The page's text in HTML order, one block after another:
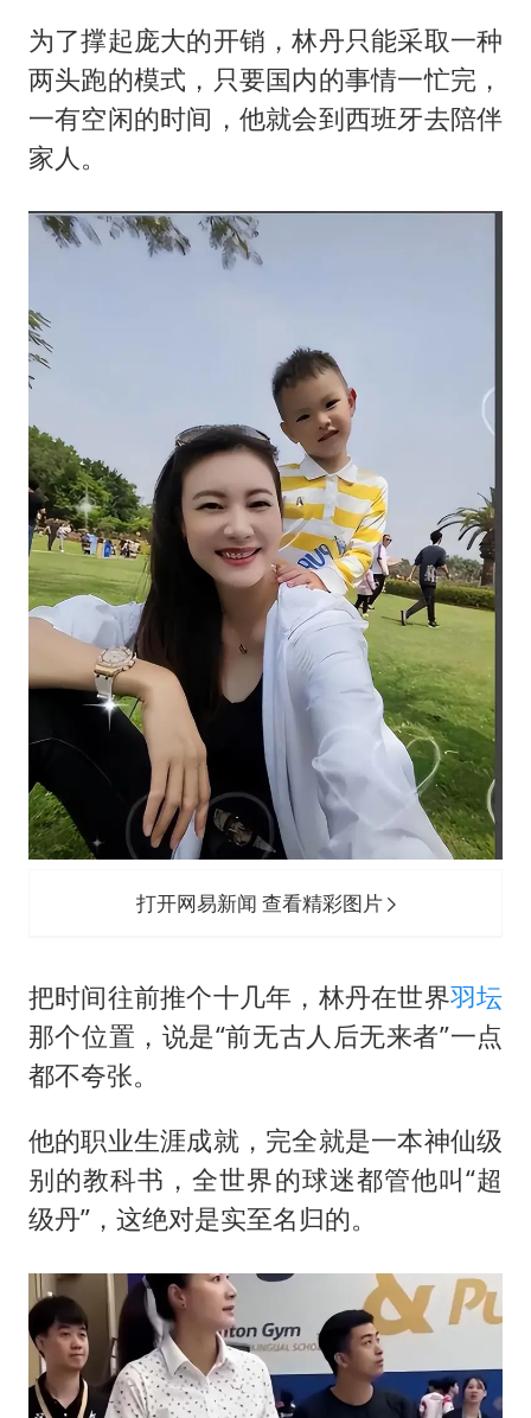
为了撑起庞大的开销，林丹只能采取一种
两头跑的模式，只要国内的事情一忙完，
一有空闲的时间，他就会到西班牙去陪伴
家人。
打开网易新闻 查看精彩图片
把时间往前推个十几年，林丹在世界羽坛
那个位置，说是“前无古人后无来者”一点
都不夸张。
他的职业生涯成就，完全就是一本神仙级
别的教科书，全世界的球迷都管他叫“超
级丹”，这绝对是实至名归的。